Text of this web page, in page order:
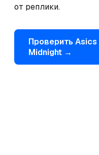
от реплики.
Проверить Asics
Midnight →